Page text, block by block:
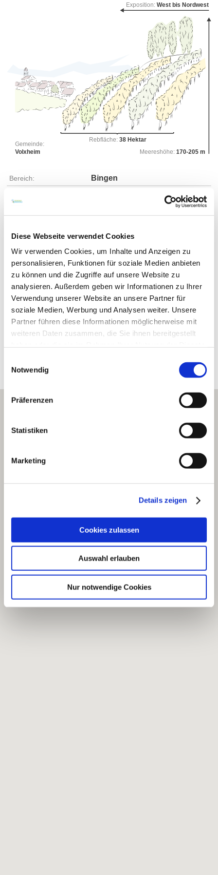
Diese Webseite verwendet Cookies
Wir verwenden Cookies, um Inhalte und Anzeigen zu
personalisieren, Funktionen für soziale Medien anbieten
zu können und die Zugriffe auf unsere Website zu
analysieren. Außerdem geben wir Informationen zu Ihrer
Verwendung unserer Website an unsere Partner für
soziale Medien, Werbung und Analysen weiter. Unsere
Partner führen diese Informationen möglicherweise mit
weiteren Daten zusammen, die Sie ihnen bereitgestellt
Notwendig
Präferenzen
Statistiken
Marketing
Details zeigen
Cookies zulassen
Auswahl erlauben
Nur notwendige Cookies
Rebfläche:38 Hektar
Gemeinde:
Volxheim
Meereshöhe: 170-205 m
Exposition: West bis Nordwest
Bereich: Bingen
Bodenarten
MERGEL/PELOSOL
Erkunden Sie die Umgebung